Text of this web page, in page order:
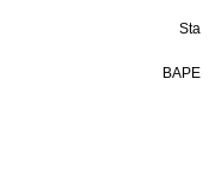
Sta
BAPE